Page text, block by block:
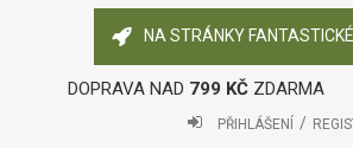
NA STRÁNKY
DOPRAVA NAD 799 KČZDARMA
PŘIHLÁŠENÍ